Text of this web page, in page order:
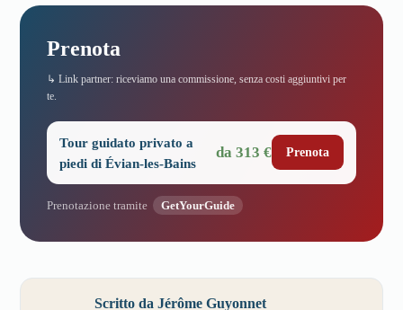
Prenota
↳ Link partner: riceviamo una commissione, senza costi aggiuntivi per
te.
Tour guidato privato a
piedi di Évian-les-Bains
da 313 € Prenota
Prenotazione tramite GetYourGuide
Scritto da Jérôme Guyonnet